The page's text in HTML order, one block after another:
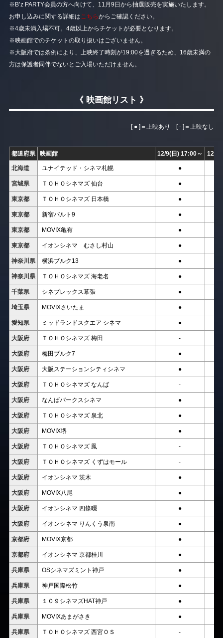
※B’z PARTY会員の方へ向けて、11月9日から抽選販売を実施いたします。
お申し込みに関する詳細はこちらからご確認ください。
※4歳未満入場不可。4歳以上からチケットが必要となります。
※映画館でのチケットの取り扱いはございません。
※大阪府では条例により、上映終了時刻が19:00を過ぎるため、16歳未満の
方は保護者同伴でないとご入場いただけません。
《 映画館リスト 》
[ ● ]＝上映あり [ - ]＝上映なし
都道府県 映画館 12/9(日) 17:00～ 12/
北海道 ユナイテッド・シネマ札幌 ●
宮城県 ＴＯＨＯシネマズ 仙台 ●
東京都 ＴＯＨＯシネマズ 日本橋 ●
東京都 新宿バルト9 ●
東京都 MOVIX亀有 ●
東京都 イオンシネマ むさし村山 ●
神奈川県 横浜ブルク13 ●
神奈川県 ＴＯＨＯシネマズ 海老名 ●
千葉県 シネプレックス幕張 ●
埼玉県 MOVIXさいたま ●
愛知県 ミッドランドスクエア シネマ ●
大阪府 ＴＯＨＯシネマズ 梅田 -
大阪府 梅田ブルク7 ●
大阪府 大阪ステーションシティシネマ ●
大阪府 ＴＯＨＯシネマズ なんば -
大阪府 なんばパークスシネマ ●
大阪府 ＴＯＨＯシネマズ 泉北 ●
大阪府 MOVIX堺 ●
大阪府 ＴＯＨＯシネマズ 鳳 -
大阪府 ＴＯＨＯシネマズ くずはモール -
大阪府 イオンシネマ 茨木 ●
大阪府 MOVIX八尾 ●
大阪府 イオンシネマ 四條畷 ●
大阪府 イオンシネマ りんくう泉南 ●
京都府 MOVIX京都 ●
京都府 イオンシネマ 京都桂川 ●
兵庫県 OSシネマズミント神戸 ●
兵庫県 神戸国際松竹 ●
兵庫県 １０９シネマズHAT神戸 ●
兵庫県 MOVIXあまがさき ●
兵庫県 ＴＯＨＯシネマズ 西宮ＯＳ -